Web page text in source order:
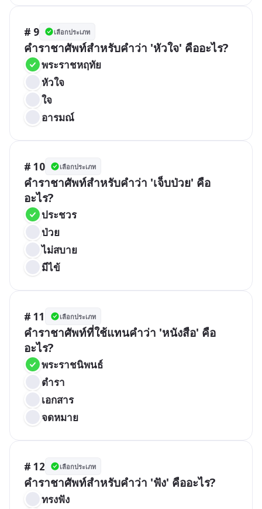
# 9 เลือกประเภท
คำราชาศัพท์สำหรับคำว่า 'หัวใจ' คืออะไร?
พระราชหฤทัย
หัวใจ
ใจ
อารมณ์
# 10 เลือกประเภท
คำราชาศัพท์สำหรับคำว่า 'เจ็บป่วย' คือ
อะไร?
ประชวร
ป่วย
ไม่สบาย
มีไข้
# 11 เลือกประเภท
คำราชาศัพท์ที่ใช้แทนคำว่า 'หนังสือ' คือ
อะไร?
พระราชนิพนธ์
ตำรา
เอกสาร
จดหมาย
# 12 เลือกประเภท
คำราชาศัพท์สำหรับคำว่า 'ฟัง' คืออะไร?
ทรงฟัง